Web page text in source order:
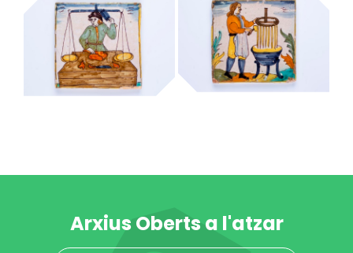
capellà cansalader
MUHBA - Museu d'Història de Barcelona MUHBA - Museu d'Història de Barcelona
Arxius Oberts a l'atzar